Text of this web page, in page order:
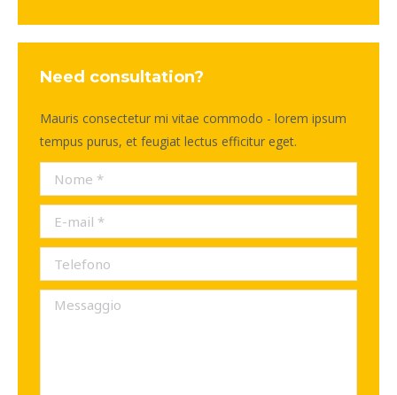
Need consultation?
Mauris consectetur mi vitae commodo - lorem ipsum
tempus purus, et feugiat lectus efficitur eget.
Nome *
E-mail *
Telefono
Messaggio